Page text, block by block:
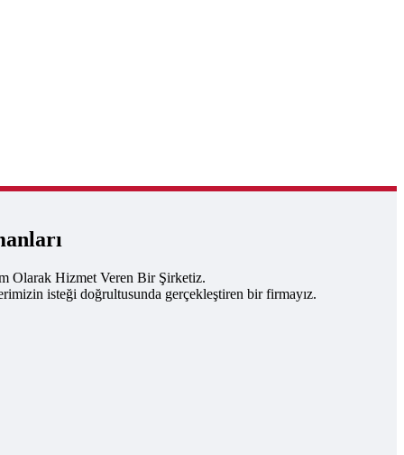
Olarak Hizmet Veren Bir Şirketiz.
isteği doğrultusunda gerçekleştiren bir firmayız.